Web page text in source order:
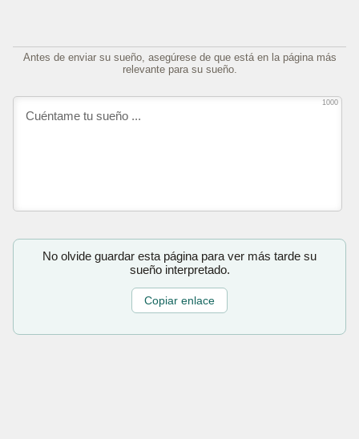
Antes de enviar su sueño, asegúrese de que está en la página más
relevante para su sueño.
1000
No olvide guardar esta página para ver más tarde su
sueño interpretado.
Copiar enlace